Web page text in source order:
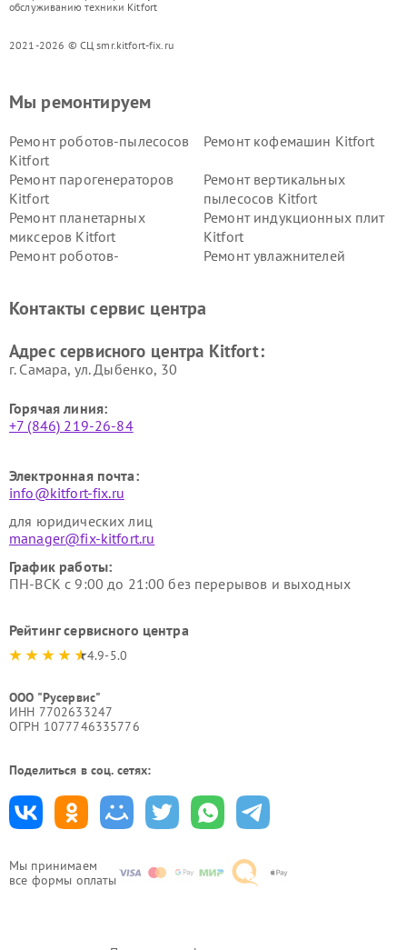
обслуживанию техники Kitfort
2021-2026 © СЦ smr.kitfort-fix.ru
Мы принимаем
все формы оплаты
Мы ремонтируем
Ремонт роботов-пылесосов
Kitfort
Ремонт кофемашин Kitfort
Ремонт парогенераторов
Kitfort
Ремонт вертикальных
пылесосов Kitfort
Ремонт планетарных
миксеров Kitfort
Ремонт индукционных плит
Kitfort
Ремонт роботов-
Ремонт увлажнителей
Kitfort
Kitfort
Kitfort
Kitfort
Контакты сервис центра
Адрес сервисного центра Kitfort:
г. Самара, ул. Дыбенко, 30
Горячая линия:
+7 (846) 219-26-84
Электронная почта:
info@kitfort-fix.ru
для юридических лиц
manager@fix-kitfort.ru
График работы:
ПН-ВСК с 9:00 до 21:00 без перерывов и выходных
Рейтинг сервисного центра
4.9-5.0
ООО "Русервис"
ИНН 7702633247
ОГРН 1077746335776
Поделиться в соц. сетях: